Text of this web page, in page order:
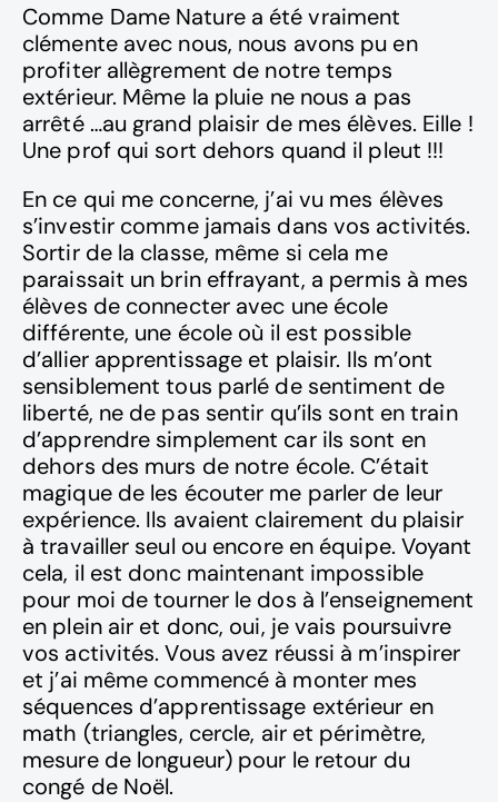
Comme Dame Nature a été vraiment
clémente avec nous, nous avons pu en
profiter allègrement de notre temps
extérieur. Même la pluie ne nous a pas
arrêté …au grand plaisir de mes élèves. Eille !
Une prof qui sort dehors quand il pleut !!!
En ce qui me concerne, j’ai vu mes élèves
s’investir comme jamais dans vos activités.
Sortir de la classe, même si cela me
paraissait un brin effrayant, a permis à mes
élèves de connecter avec une école
différente, une école où il est possible
d’allier apprentissage et plaisir. Ils m’ont
sensiblement tous parlé de sentiment de
liberté, ne de pas sentir qu’ils sont en train
d’apprendre simplement car ils sont en
dehors des murs de notre école. C’était
magique de les écouter me parler de leur
expérience. Ils avaient clairement du plaisir
à travailler seul ou encore en équipe. Voyant
cela, il est donc maintenant impossible
pour moi de tourner le dos à l’enseignement
en plein air et donc, oui, je vais poursuivre
vos activités. Vous avez réussi à m’inspirer
et j’ai même commencé à monter mes
séquences d’apprentissage extérieur en
math (triangles, cercle, air et périmètre,
mesure de longueur) pour le retour du
congé de Noël.